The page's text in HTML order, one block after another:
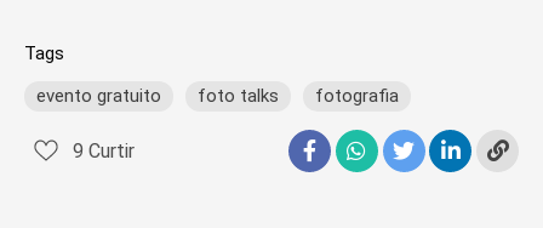
Tags
evento gratuito
foto talks fotografia
9 Curtir